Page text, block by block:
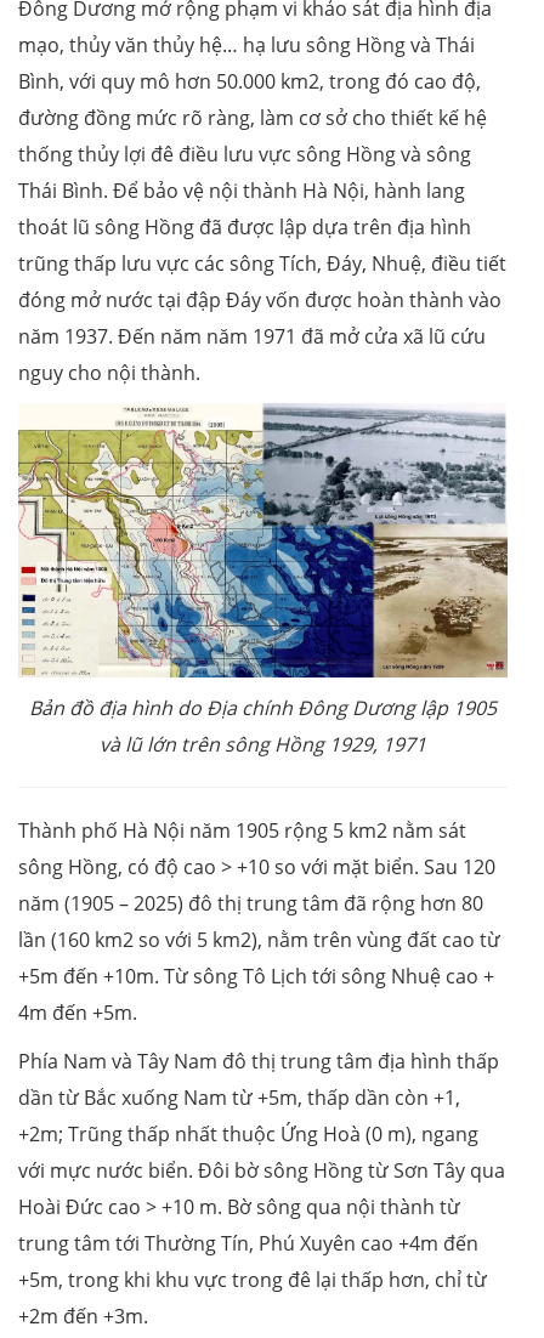
Đông Dương mở rộng phạm vi khảo sát địa hình địa
mạo, thủy văn thủy hệ… hạ lưu sông Hồng và Thái
Bình, với quy mô hơn 50.000 km2, trong đó cao độ,
đường đồng mức rõ ràng, làm cơ sở cho thiết kế hệ
thống thủy lợi đê điều lưu vực sông Hồng và sông
Thái Bình. Để bảo vệ nội thành Hà Nội, hành lang
thoát lũ sông Hồng đã được lập dựa trên địa hình
trũng thấp lưu vực các sông Tích, Đáy, Nhuệ, điều tiết
đóng mở nước tại đập Đáy vốn được hoàn thành vào
năm 1937. Đến năm năm 1971 đã mở cửa xã lũ cứu
nguy cho nội thành.
Bản đồ địa hình do Địa chính Đông Dương lập 1905
và lũ lớn trên sông Hồng 1929, 1971
Thành phố Hà Nội năm 1905 rộng 5 km2 nằm sát
sông Hồng, có độ cao > +10 so với mặt biển. Sau 120
năm (1905 – 2025) đô thị trung tâm đã rộng hơn 80
lần (160 km2 so với 5 km2), nằm trên vùng đất cao từ
+5m đến +10m. Từ sông Tô Lịch tới sông Nhuệ cao +
4m đến +5m.
Phía Nam và Tây Nam đô thị trung tâm địa hình thấp
dần từ Bắc xuống Nam từ +5m, thấp dần còn +1,
+2m; Trũng thấp nhất thuộc Ứng Hoà (0 m), ngang
với mực nước biển. Đôi bờ sông Hồng từ Sơn Tây qua
Hoài Đức cao > +10 m. Bờ sông qua nội thành từ
trung tâm tới Thường Tín, Phú Xuyên cao +4m đến
+5m, trong khi khu vực trong đê lại thấp hơn, chỉ từ
+2m đến +3m.